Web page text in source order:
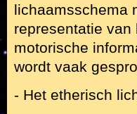
lichaamsschema
representatie
motorische
wordt vaak
- Het etherisch